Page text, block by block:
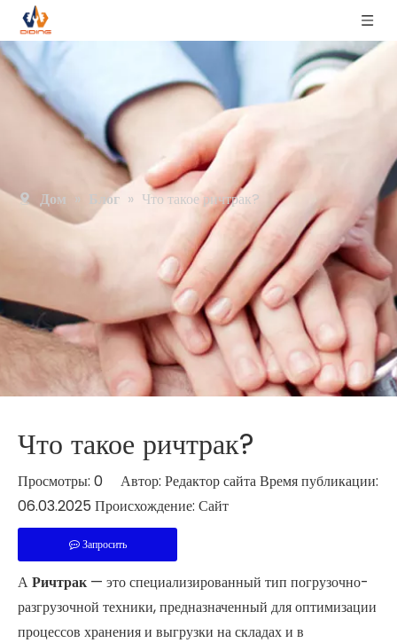
Дом » Блог » Что такое ричтрак?
Что такое ричтрак?
Просмотры: 0 Автор: Редактор сайта Время публикации:
06.03.2025 Происхождение: Сайт
Запросить
АРичтрак — это специализированный тип погрузочно-
разгрузочной техники, предназначенный для оптимизации
процессов хранения и выгрузки на складах и в